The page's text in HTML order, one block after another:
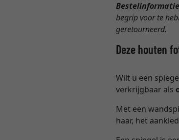
begrip voor te
geretourneerd.
Deze houten
Wilt u een
verkrijgbaar als
Met een
haar, het